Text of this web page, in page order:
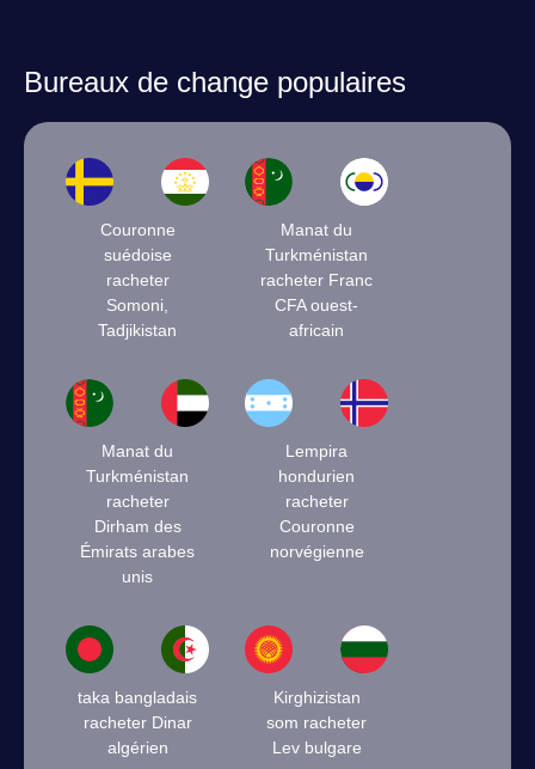
Bureaux de change populaires
Couronne
suédoise
racheter
Somoni,
Tadjikistan
Manat du
Turkménistan
racheter Franc
CFA ouest-
africain
Manat du
Turkménistan
racheter
Dirham des
Émirats arabes
unis
Lempira
hondurien
racheter
Couronne
norvégienne
taka bangladais
racheter Dinar
algérien
Kirghizistan
som racheter
Lev bulgare